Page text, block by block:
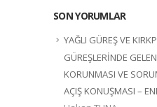
SON YORUMLAR
YAĞLI GÜREŞ VE
GÜREŞLERİNDE
KORUNMASI VE
AÇIŞ KONUŞMASI –